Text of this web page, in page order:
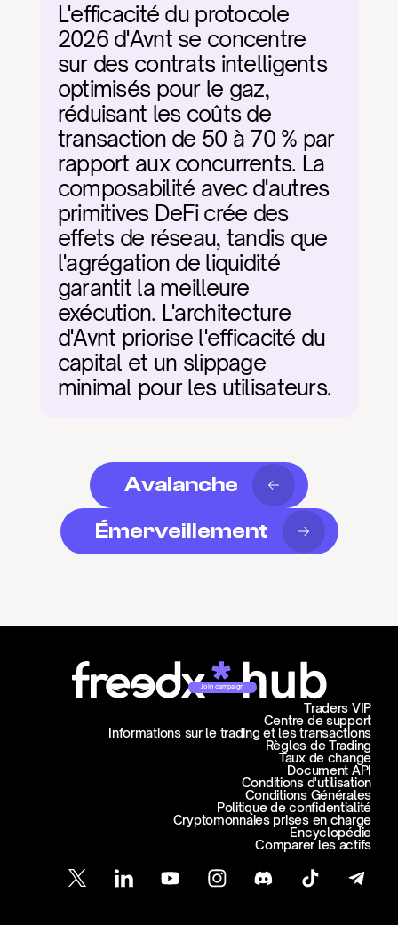
L'efficacité du protocole
2026 d'Avnt se concentre
sur des contrats intelligents
optimisés pour le gaz,
réduisant les coûts de
transaction de 50 à 70 % par
rapport aux concurrents. La
composabilité avec d'autres
primitives DeFi crée des
effets de réseau, tandis que
l'agrégation de liquidité
garantit la meilleure
exécution. L'architecture
d'Avnt priorise l'efficacité du
capital et un slippage
minimal pour les utilisateurs.
Avalanche
Émerveillement
Join campaign
Centre de support
Informations sur le trading et les transactions
Traders VIP
Règles de Trading
Taux de change
Document API
Conditions d'utilisation
Conditions Générales
Politique de confidentialité
Cryptomonnaies prises en charge
Encyclopédie
Comparer les actifs